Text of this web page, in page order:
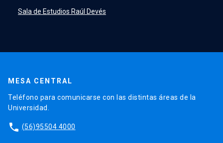
Sala de Estudios Raúl Devés
MESA CENTRAL
Teléfono para comunicarse con las distintas áreas de la
Universidad.
phone (56)95504 4000